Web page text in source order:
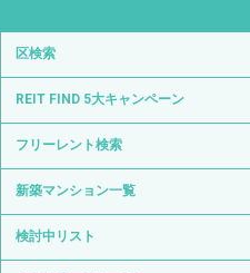
区検索
REIT FIND 5大キャンペーン
フリーレント検索
新築マンション一覧
検討中リスト